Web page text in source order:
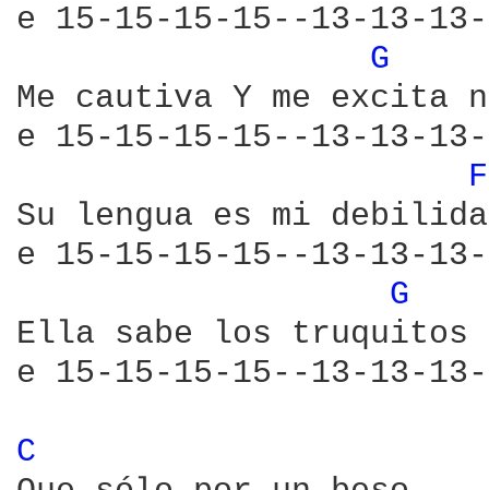
e 15-15-15-15--13-13-
G
Me cautiva Y me excita
e 15-15-15-15--13-13-
Su lengua es mi
e 15-15-15-15--13-13-
G
Ella sabe los truquitos
e 15-15-15-15--13-13-
C